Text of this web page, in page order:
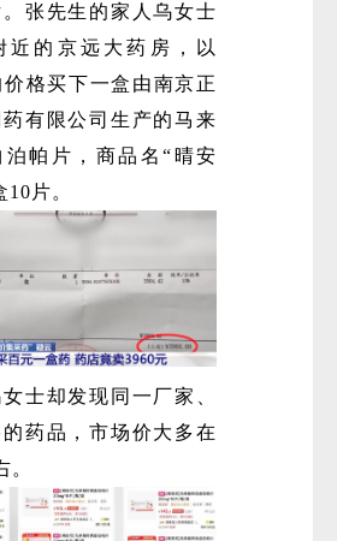
张先生的家人乌女士
近的京远大药房，以
价格买下一盒由南京正
有限公司生产的马来
泊帕片，商品名“晴安
片。
士却发现同一厂家、
药品，市场价大多在
。